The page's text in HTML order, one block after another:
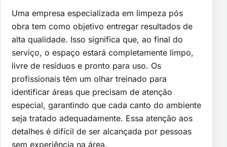
Uma empresa especializada em limpeza pós
obra tem como objetivo entregar resultados de
alta qualidade. Isso significa que, ao final do
serviço, o espaço estará completamente limpo,
livre de resíduos e pronto para uso. Os
profissionais têm um olhar treinado para
identificar áreas que precisam de atenção
especial, garantindo que cada canto do ambiente
seja tratado adequadamente. Essa atenção aos
detalhes é difícil de ser alcançada por pessoas
sem experiência na área.